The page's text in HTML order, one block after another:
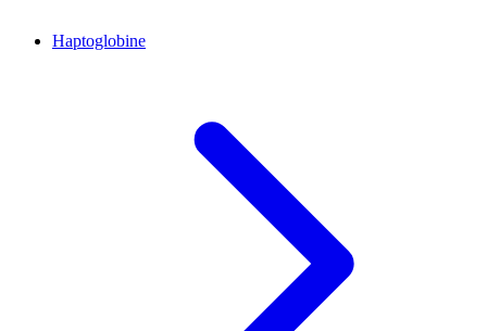
Haptoglobine